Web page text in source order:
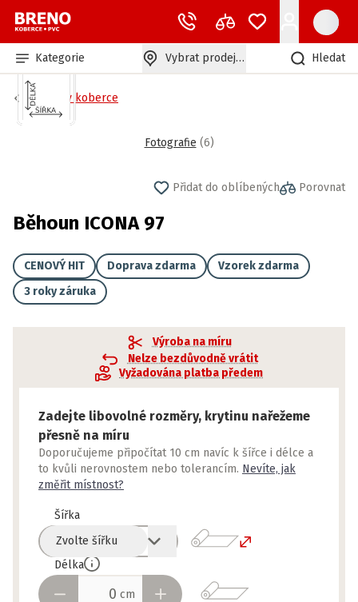
Kategorie Vybrat prodejnu Hledat
Běhouny koberce
Fotografie (6)
Přidat do oblíbených Porovnat
Běhoun ICONA 97
CENOVÝ HIT Doprava zdarma
Vzorek zdarma
3 roky záruka
Výroba na míru
Nelze bezdůvodně vrátit
Vyžadována platba předem
Zadejte libovolné rozměry, krytinu nařežeme
přesně na míru
Doporučujeme připočítat 10 cm navíc k šířce i délce a
to kvůli nerovnostem nebo tolerancím. Nevíte, jak
změřit místnost?
Šířka
Zvolte šířku
Délka
cm